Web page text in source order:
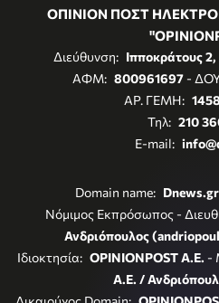
ΟΠΙΝΙΟΝ ΠΟΣΤ
Διεύθυνση: Ιπποκράτους
ΑΦΜ: 800961697-
ΑΡ. ΓΕΜΗ:
Τηλ: 210
E-mail:
Domain name:
Νόμιμος Εκπρόσωπος -
Ανδριόπουλος
Ιδιοκτησία: OPINIONPOST A.E. -
Α.Ε. /